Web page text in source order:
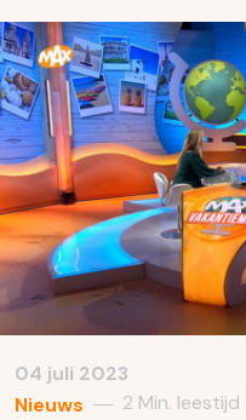
04 juli 2023
Nieuws — 2 Min. leestijd